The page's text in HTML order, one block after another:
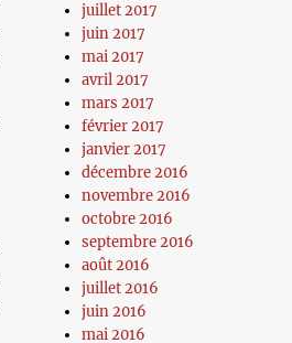
juillet 2017
juin 2017
mai 2017
avril 2017
mars 2017
février 2017
janvier 2017
décembre 2016
novembre 2016
octobre 2016
septembre 2016
août 2016
juillet 2016
juin 2016
mai 2016